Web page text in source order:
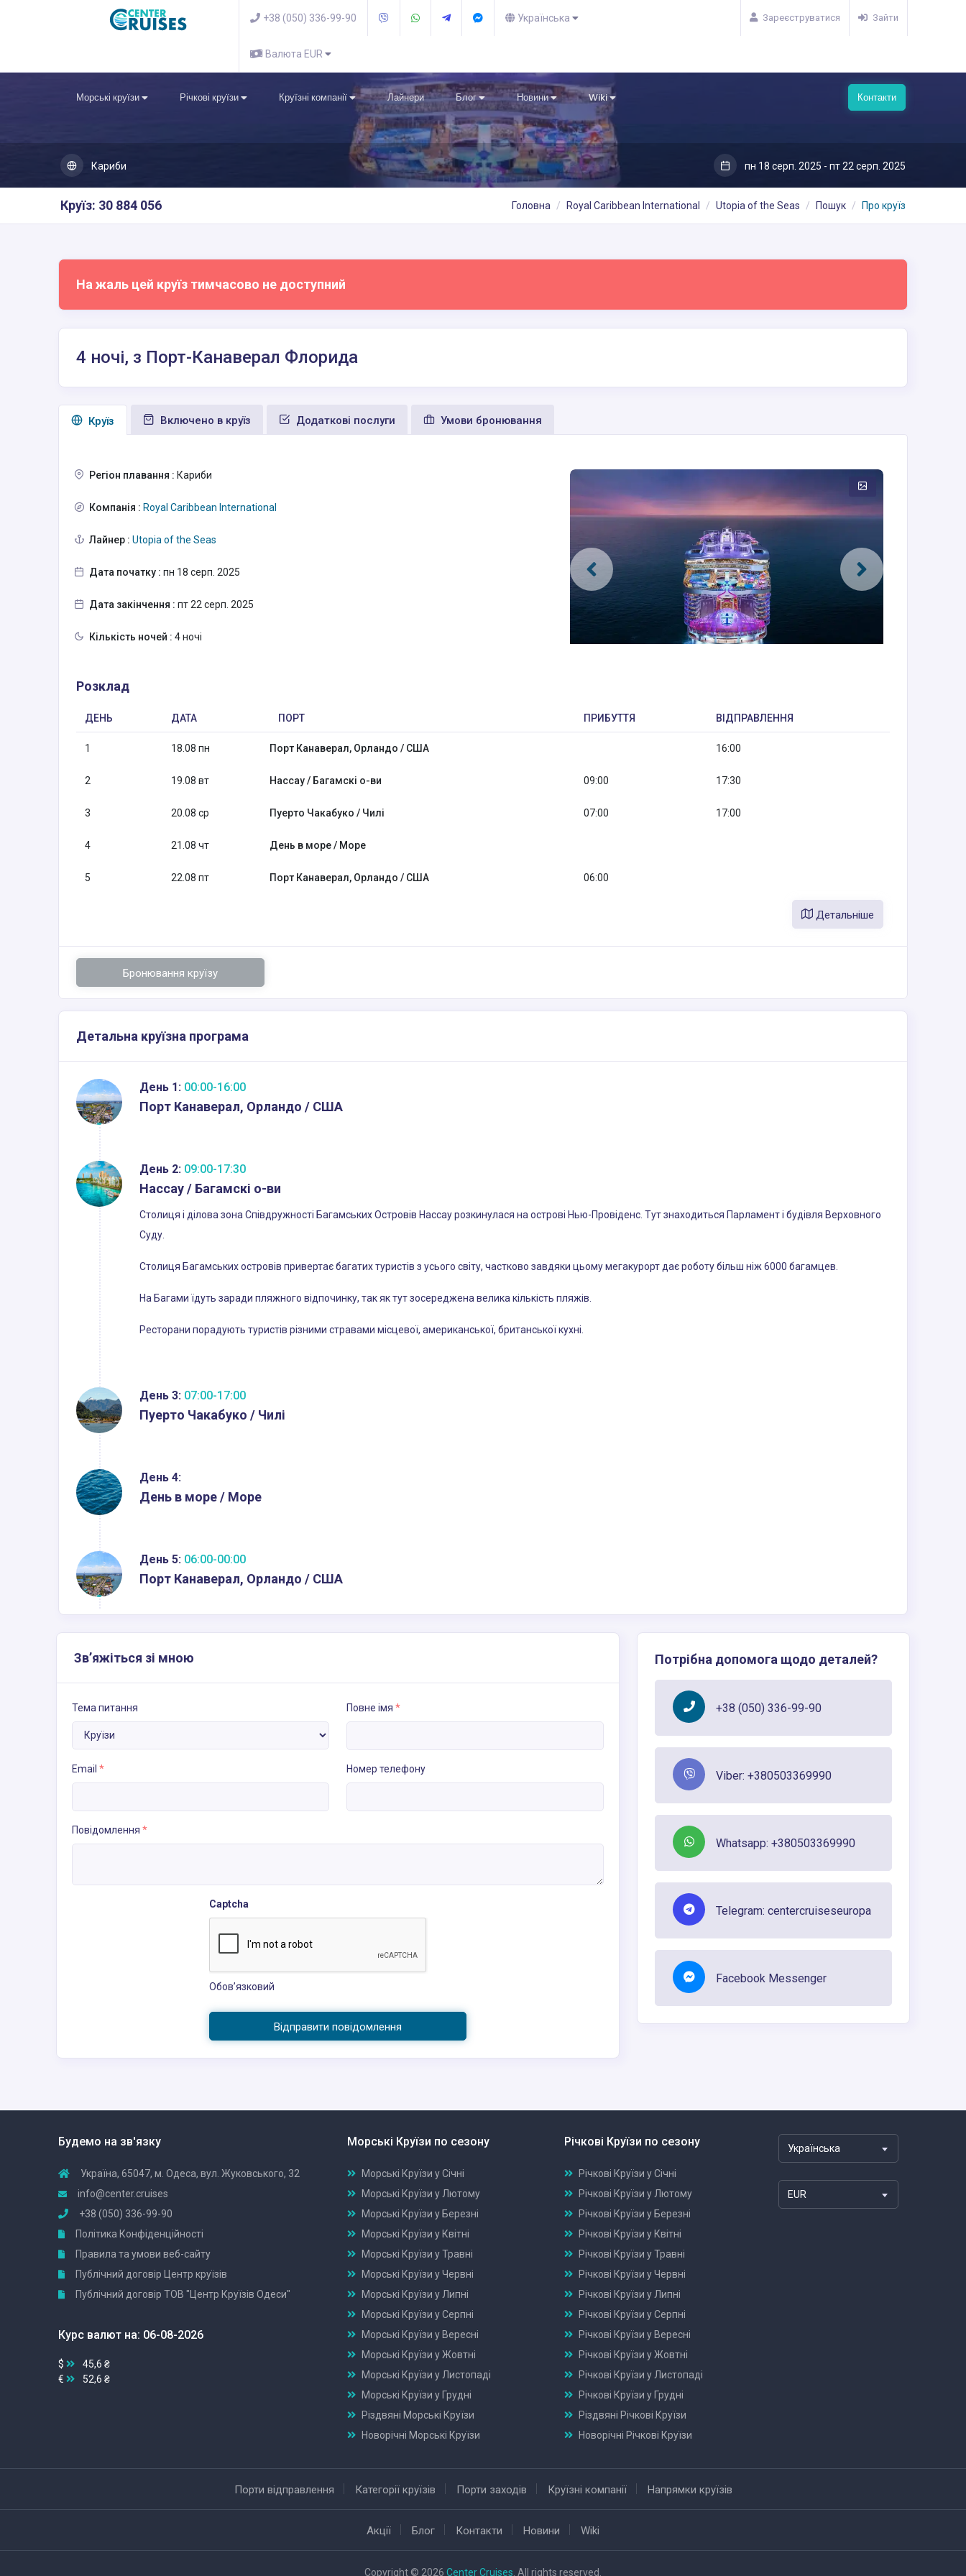
+38 (050) 336-99-90 Українська
Валюта EUR
Зареєструватися Зайти
Морські круїзи Річкові круїзи Круїзні компанії Лайнери Блог Новини Wiki Контакти
Кариби пн 18 серп. 2025 - пт 22 серп. 2025
Круїз: 30 884 056 Головна Royal Caribbean International Utopia of the Seas Пошук Про круїз
На жаль цей круїз тимчасово не доступний
4 ночі, з Порт-Канаверал Флорида
Круїз Включено в круїз Додаткові послуги Умови бронювання
Регіон плавання : Кариби
Компанія : Royal Caribbean International
Лайнер : Utopia of the Seas
Дата початку : пн 18 серп. 2025
Дата закінчення : пт 22 серп. 2025
Кількість ночей : 4 ночі
Розклад
ДЕНЬ ДАТА ПОРТ ПРИБУТТЯ ВІДПРАВЛЕННЯ
1 18.08 пн Порт Канаверал, Орландо / США 16:00
2 19.08 вт Нассау / Багамскі о-ви 09:00 17:30
3 20.08 ср Пуерто Чакабуко / Чилі 07:00 17:00
4 21.08 чт День в море / Море
5 22.08 пт Порт Канаверал, Орландо / США 06:00
Детальніше
Бронювання круїзу
Детальна круїзна програма
День 1: 00:00-16:00
Порт Канаверал, Орландо / США
День 2: 09:00-17:30
Нассау / Багамскі о-ви
Столиця і ділова зона Співдружності Багамських Островів Нассау розкинулася на острові Нью-Провіденс. Тут знаходиться Парламент і будівля Верховного
Суду.
Столиця Багамських островів привертає багатих туристів з усього світу, частково завдяки цьому мегакурорт дає роботу більш ніж 6000 багамцев.
На Багами їдуть заради пляжного відпочинку, так як тут зосереджена велика кількість пляжів.
Ресторани порадують туристів різними стравами місцевої, американської, британської кухні.
День 3: 07:00-17:00
Пуерто Чакабуко / Чилі
День 4:
День в море / Море
День 5: 06:00-00:00
Порт Канаверал, Орландо / США
Зв’яжіться зі мною
Тема питання Повне імя *
Email * Номер телефону
Повідомлення *
Captcha
Обов’язковий
Відправити повідомлення
Потрібна допомога щодо деталей?
+38 (050) 336-99-90
Viber: +380503369990
Whatsapp: +380503369990
Telegram: centercruiseseuropa
Facebook Messenger
Будемо на зв'язку
Україна, 65047, м. Одеса, вул. Жуковського, 32
info@center.cruises
+38 (050) 336-99-90
Політика Конфіденційності
Правила та умови веб-сайту
Публічний договір Центр круїзів
Публічний договір ТОВ "Центр Круїзів Одеси"
Курс валют на: 06-08-2026
$
45,6 ₴
€
52,6 ₴
Морські Круїзи по сезону
Морські Круїзи у Січні
Морські Круїзи у Лютому
Морські Круїзи у Березні
Морські Круїзи у Квітні
Морські Круїзи у Травні
Морські Круїзи у Червні
Морські Круїзи у Липні
Морські Круїзи у Серпні
Морські Круїзи у Вересні
Морські Круїзи у Жовтні
Морські Круїзи у Листопаді
Морські Круїзи у Грудні
Різдвяні Морські Круїзи
Новорічні Морські Круїзи
Річкові Круїзи по сезону
Річкові Круїзи у Січні
Річкові Круїзи у Лютому
Річкові Круїзи у Березні
Річкові Круїзи у Квітні
Річкові Круїзи у Травні
Річкові Круїзи у Червні
Річкові Круїзи у Липні
Річкові Круїзи у Серпні
Річкові Круїзи у Вересні
Річкові Круїзи у Жовтні
Річкові Круїзи у Листопаді
Річкові Круїзи у Грудні
Різдвяні Річкові Круїзи
Новорічні Річкові Круїзи
Українська
EUR
Порти відправлення Категорії круїзів Порти заходів Круїзні компанії Напрямки круїзів
Акції Блог Контакти Новини Wiki
Copyright © 2026 Center Cruises . All rights reserved.